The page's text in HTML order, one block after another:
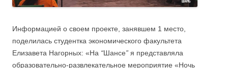
Информацией о своем проекте, занявшем 1 место,
поделилась студентка экономического факультета
Елизавета Нагорных: «На “Шансе” я представляла
образовательно-развлекательное мероприятие «Ночь